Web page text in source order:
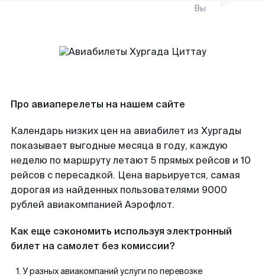
Вы
Про авиаперелеты на нашем сайте
Календарь низких цен на авиабилет из Хургады
показывает выгодные месяца в году, каждую
неделю по маршруту летают 5 прямых рейсов и 10
рейсов с пересадкой. Цена варьируется, самая
дорогая из найденных пользователями 9000
рублей авиакомпанией Аэрофлот.
Как еще сэкономить используя электронный
билет на самолет без комиссии?
У разных авиакомпаний услуги по перевозке